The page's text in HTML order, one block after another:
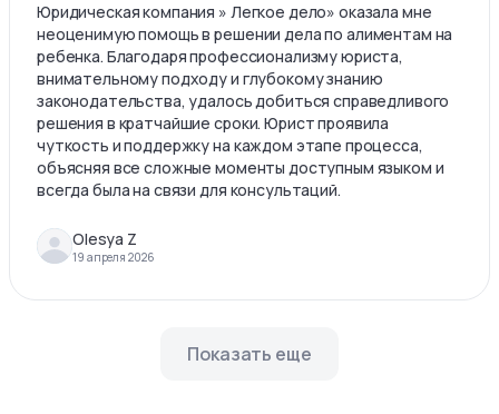
Юридическая компания » Легкое дело» оказала мне
неоценимую помощь в решении дела по алиментам на
ребенка. Благодаря профессионализму юриста,
внимательному подходу и глубокому знанию
законодательства, удалось добиться справедливого
решения в кратчайшие сроки. Юрист проявила
чуткость и поддержку на каждом этапе процесса,
объясняя все сложные моменты доступным языком и
всегда была на связи для консультаций.
Olesya Z
19 апреля 2026
Показать еще